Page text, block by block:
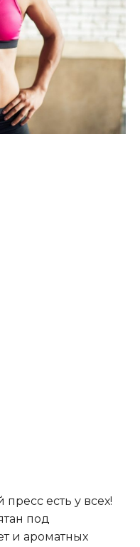
есть у всех!
под
и ароматных